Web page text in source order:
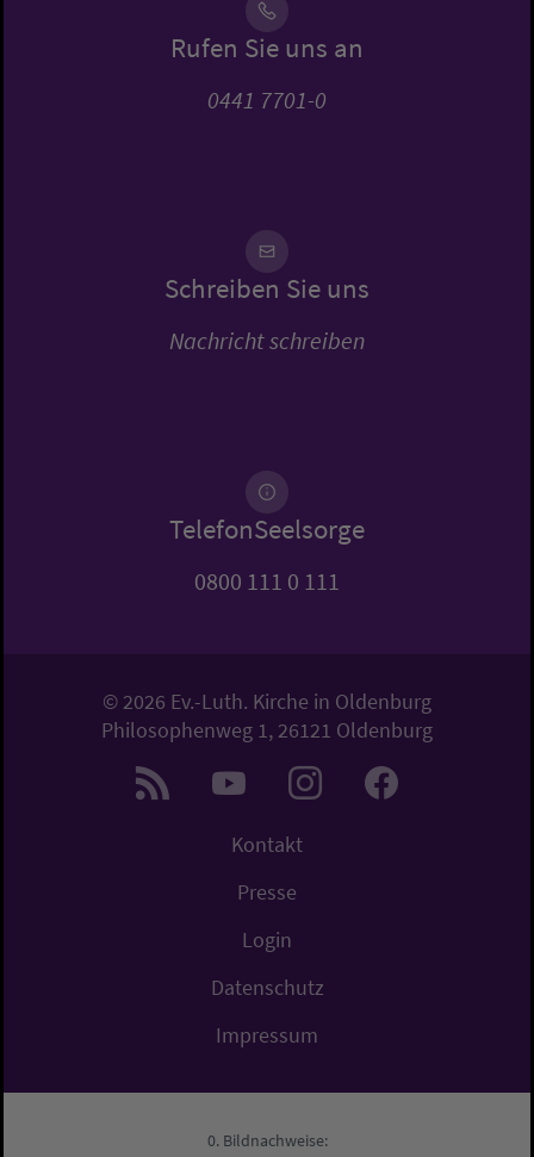
Rufen Sie uns an
0441 7701-0
Schreiben Sie uns
Nachricht schreiben
TelefonSeelsorge
0800 111 0 111
© 2026 Ev.-Luth. Kirche in Oldenburg
Philosophenweg 1, 26121 Oldenburg
Kontakt
Presse
Login
Datenschutz
Impressum
Bildnachweise: